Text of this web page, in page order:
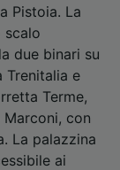
Pistoia. La
scalo
due binari su
Trenitalia e
Terme,
Marconi, con
La palazzina
ai